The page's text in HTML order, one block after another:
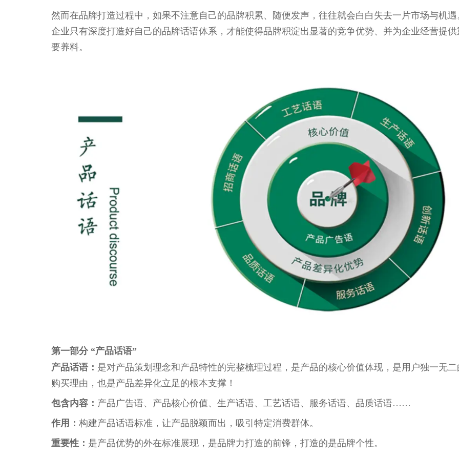
然而在品牌打造过程中，如果不注意自己的品牌积累、随便发声，往往就会白白失去一片市场与机遇
企业只有深度打造好自己的品牌话语体系，才能使得品牌积淀出显著的竞争优势、并为企业经营提供
要养料。
第一部分 “产品话语”
产品话语： 是对产品策划理念和产品特性的完整梳理过程，是产品的核心价值体现，是用户独一无二
购买理由，也是产品差异化立足的根本支撑！
包含内容： 产品广告语、产品核心价值、生产话语、工艺话语、服务话语、品质话语……
作用： 构建产品话语标准，让产品脱颖而出，吸引特定消费群体。
重要性： 是产品优势的外在标准展现，是品牌力打造的前锋，打造的是品牌个性。